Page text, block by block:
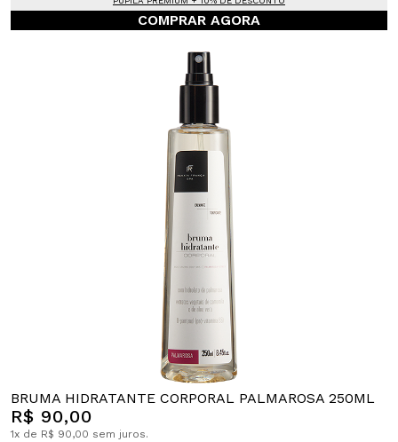
COMPRAR AGORA
BRUMA HIDRATANTE CORPORAL PALMAROSA 250ML
R$ 90,00
1x de R$ 90,00 sem juros.